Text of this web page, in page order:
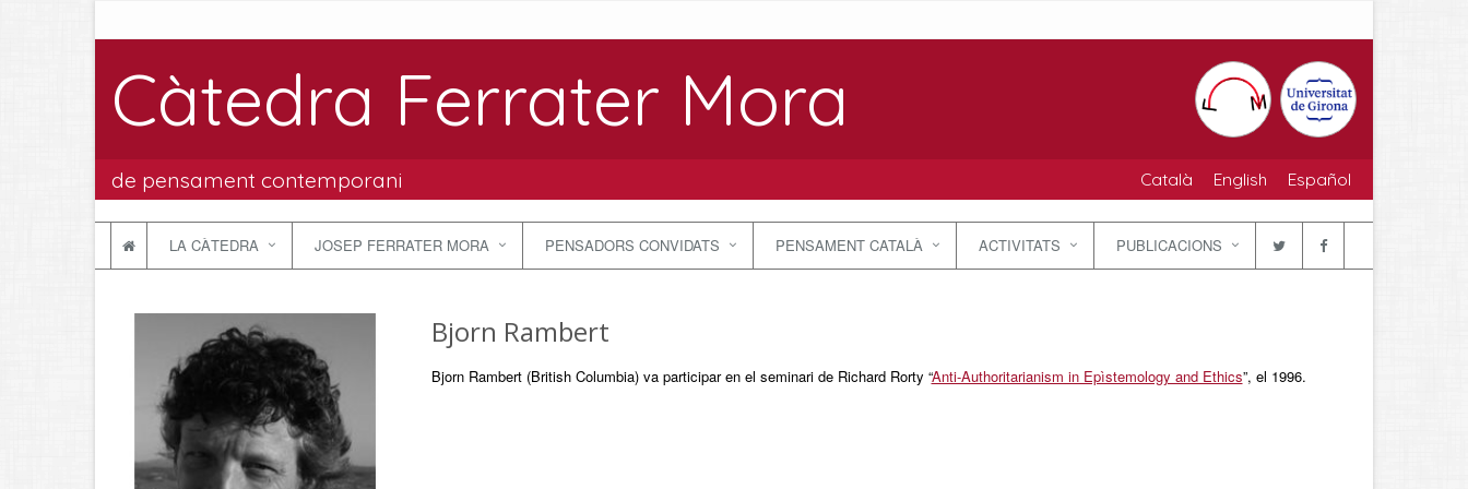
Càtedra Ferrater Mora
de pensament contemporani Català English Español
LA CÀTEDRA JOSEP FERRATER MORA PENSADORS CONVIDATS PENSAMENT CATALÀ ACTIVITATS PUBLICACIONS
Bjorn Rambert
Bjorn Rambert (British Columbia) va participar en el seminari de Richard Rorty “Anti-Authoritarianism in Epìstemology and Ethics”, el 1996.